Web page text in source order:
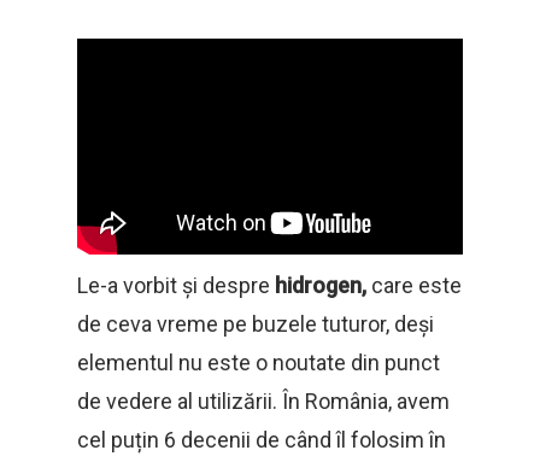
Le-a vorbit și despre hidrogen, care este
de ceva vreme pe buzele tuturor, deși
elementul nu este o noutate din punct
de vedere al utilizării. În România, avem
cel puțin 6 decenii de când îl folosim în